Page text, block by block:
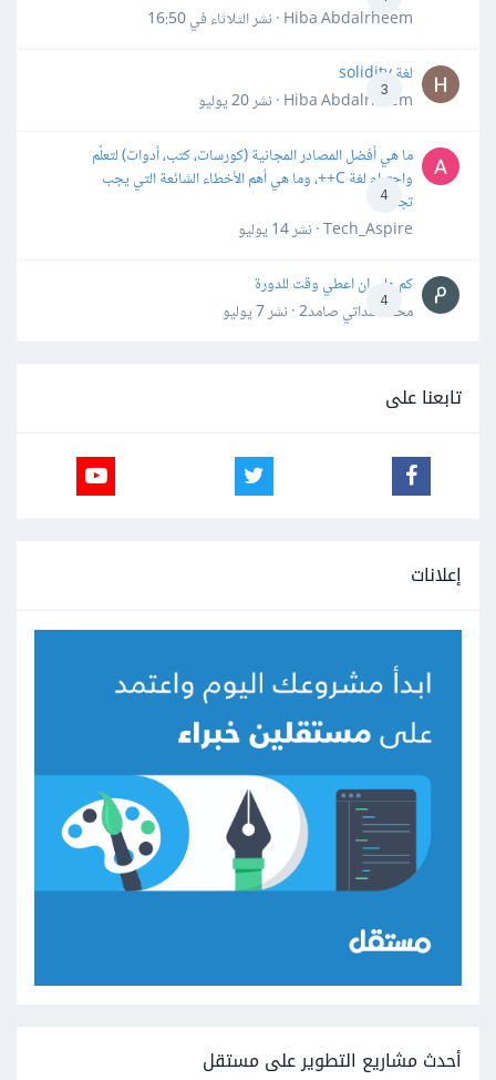
Hiba Abdalrheem · نشر
الثلاثاء في 16:50
3
لغة solidity
Hiba Abdalrheem · نشر
20 يوليو
4
ما هي أفضل المصادر المجانية (كورسات، كتب، أدوات) لتعلّم
واحترام لغة C++، وما هي أهم الأخطاء الشائعة التي يجب
تجنبها؟
Tech_Aspire · نشر
14 يوليو
4
كم علي ان اعطي وقت للدورة
محمد سداتي صامد2 · نشر
7 يوليو
تابعنا على
إعلانات
أحدث مشاريع التطوير على مستقل